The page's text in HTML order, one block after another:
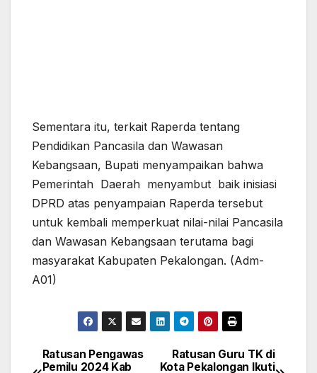
Sementara itu, terkait Raperda tentang
Pendidikan Pancasila dan Wawasan
Kebangsaan, Bupati menyampaikan bahwa
Pemerintah Daerah menyambut baik inisiasi
DPRD atas penyampaian Raperda tersebut
untuk kembali memperkuat nilai-nilai Pancasila
dan Wawasan Kebangsaan terutama bagi
masyarakat Kabupaten Pekalongan. (Adm-
A01)
Navigasi
Ratusan Guru TK di
Kota Pekalongan Ikuti
Ratusan Pengawas
Pemilu 2024 Kab